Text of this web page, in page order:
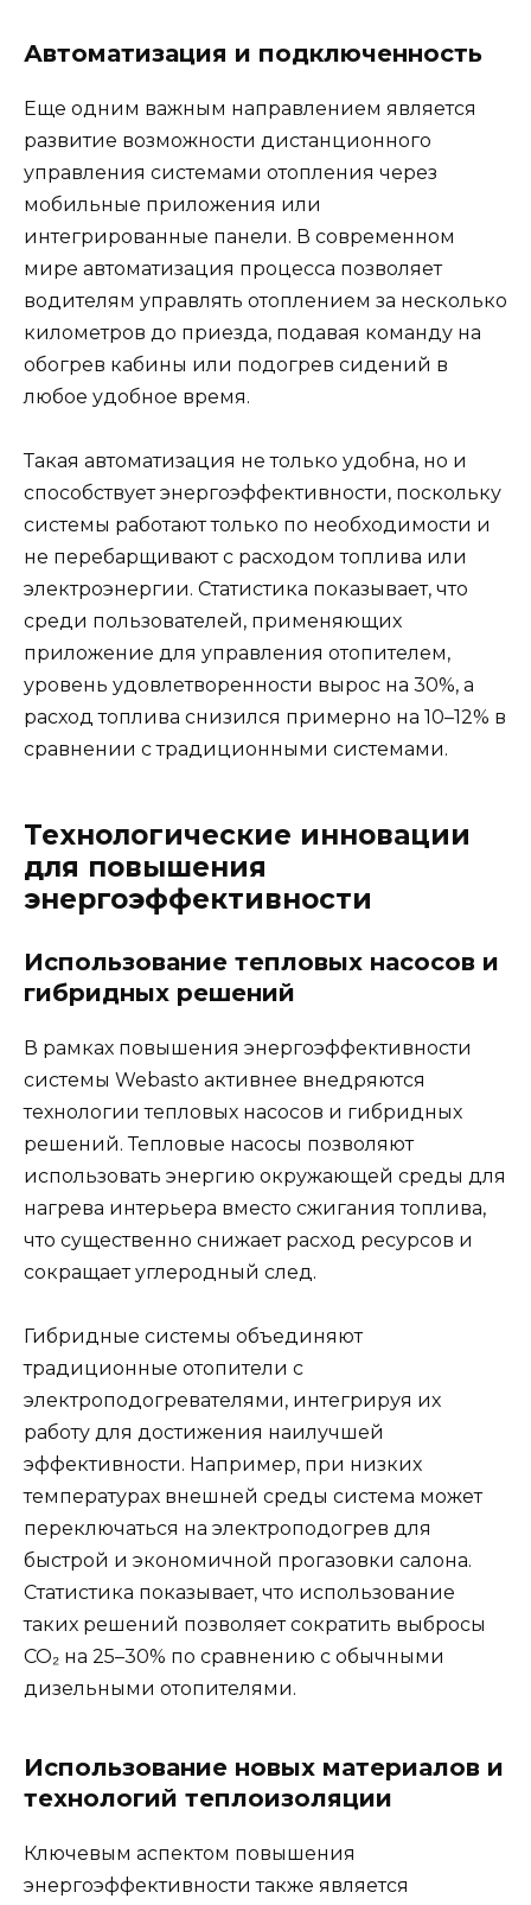
Автоматизация и подключенность
Еще одним важным направлением является
развитие возможности дистанционного
управления системами отопления через
мобильные приложения или
интегрированные панели. В современном
мире автоматизация процесса позволяет
водителям управлять отоплением за несколько
километров до приезда, подавая команду на
обогрев кабины или подогрев сидений в
любое удобное время.
Такая автоматизация не только удобна, но и
способствует энергоэффективности, поскольку
системы работают только по необходимости и
не перебарщивают с расходом топлива или
электроэнергии. Статистика показывает, что
среди пользователей, применяющих
приложение для управления отопителем,
уровень удовлетворенности вырос на 30%, а
расход топлива снизился примерно на 10–12% в
сравнении с традиционными системами.
Технологические инновации
для повышения
энергоэффективности
Использование тепловых насосов и
гибридных решений
В рамках повышения энергоэффективности
системы Webasto активнее внедряются
технологии тепловых насосов и гибридных
решений. Тепловые насосы позволяют
использовать энергию окружающей среды для
нагрева интерьера вместо сжигания топлива,
что существенно снижает расход ресурсов и
сокращает углеродный след.
Гибридные системы объединяют
традиционные отопители с
электроподогревателями, интегрируя их
работу для достижения наилучшей
эффективности. Например, при низких
температурах внешней среды система может
переключаться на электроподогрев для
быстрой и экономичной прогазовки салона.
Статистика показывает, что использование
таких решений позволяет сократить выбросы
СО₂ на 25–30% по сравнению с обычными
дизельными отопителями.
Использование новых материалов и
технологий теплоизоляции
Ключевым аспектом повышения
энергоэффективности также является